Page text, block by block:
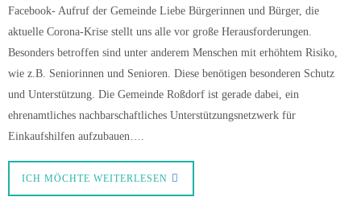
Facebook- Aufruf der Gemeinde Liebe Bürgerinnen und Bürger, die
aktuelle Corona-Krise stellt uns alle vor große Herausforderungen.
Besonders betroffen sind unter anderem Menschen mit erhöhtem Risiko,
wie z.B. Seniorinnen und Senioren. Diese benötigen besonderen Schutz
und Unterstützung. Die Gemeinde Roßdorf ist gerade dabei, ein
ehrenamtliches nachbarschaftliches Unterstützungsnetzwerk für
Einkaufshilfen aufzubauen….
ICH MÖCHTE WEITERLESEN